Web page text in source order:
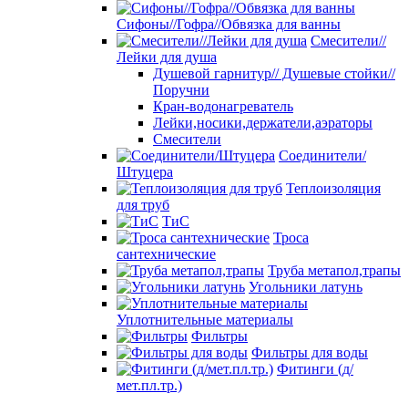
Сифоны//Гофра//Обвязка для ванны
Смесители//
Лейки для душа
Душевой гарнитур// Душевые стойки//
Поручни
Кран-водонагреватель
Лейки,носики,держатели,аэраторы
Смесители
Соединители/
Штуцера
Теплоизоляция
для труб
ТиС
Троса
сантехнические
Труба метапол,трапы
Угольники латунь
Уплотнительные материалы
Фильтры
Фильтры для воды
Фитинги (д/
мет.пл.тр.)